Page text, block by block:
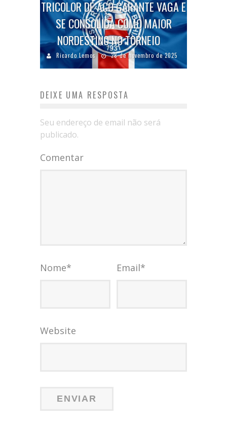
TRICOLOR DE AÇO GARANTE VAGA E
SE CONSOLIDA COMO MAIOR
NORDESTINO NO TORNEIO
Ricardo Lemos 28 de novembro de 2025
DEIXE UMA RESPOSTA
Seu endereço de email não será
publicado.
Comentar
Nome* Email*
Website